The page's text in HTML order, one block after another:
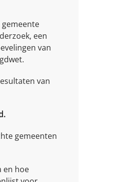
een
van
van
gemeenten
en hoe